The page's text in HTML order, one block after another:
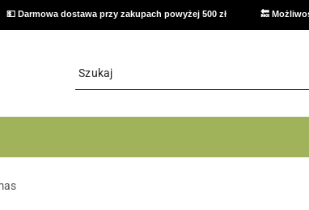
💵 Darmowa dostawa przy zakupach powyżej 500 zł 🔙